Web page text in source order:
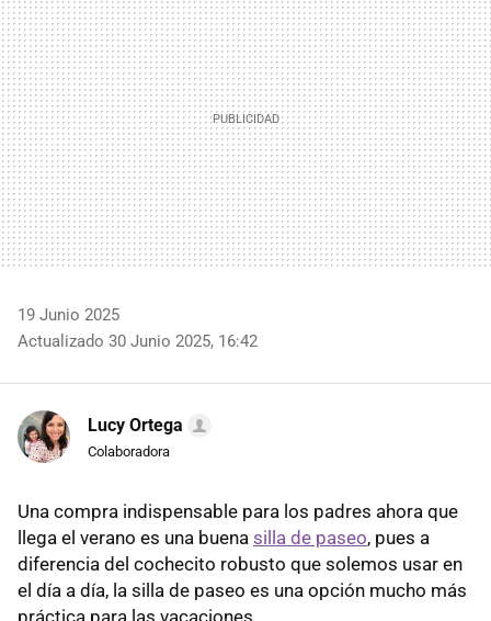
19 Junio 2025
Actualizado 30 Junio 2025, 16:42
Lucy Ortega
Colaboradora
Una compra indispensable para los padres ahora que
llega el verano es una buena silla de paseo, pues a
diferencia del cochecito robusto que solemos usar en
el día a día, la silla de paseo es una opción mucho más
práctica para las vacaciones.